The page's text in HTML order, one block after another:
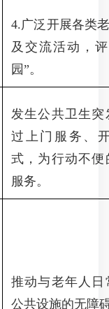
4.广泛开展各类
及交流活动，
园”。
发生公共卫生
过上门服务、
式，为行动不
服务。
推动与老年人
公共设施的无障